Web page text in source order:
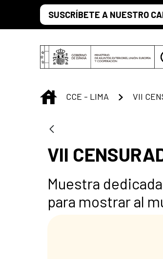
Saltar al contenido principal
SUSCRÍBETE A NUESTRO
INICIO
CCE - LIMA
VII
Muestra
para mostrar al